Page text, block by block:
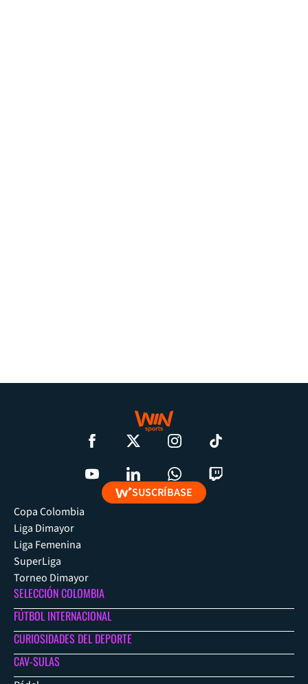
SUSCRÍBASE
Copa Colombia
Liga Dimayor
Liga Femenina
SuperLiga
Torneo Dimayor
SELECCIÓN COLOMBIA
FÚTBOL INTERNACIONAL
CURIOSIDADES DEL DEPORTE
CAV-SULAS